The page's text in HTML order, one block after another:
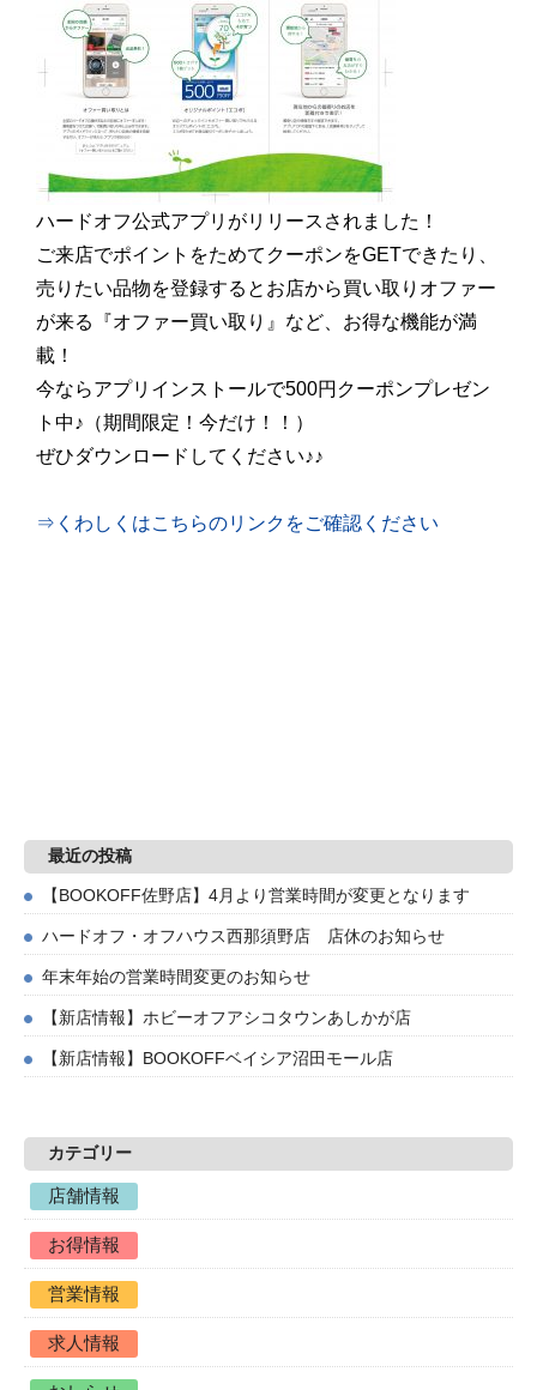
ハードオフ公式アプリがリリースされました！
ご来店でポイントをためてクーポンをGETできたり、
売りたい品物を登録するとお店から買い取りオファー
が来る『オファー買い取り』など、お得な機能が満
載！
今ならアプリインストールで500円クーポンプレゼン
ト中♪（期間限定！今だけ！！）
ぜひダウンロードしてください♪♪
⇒くわしくはこちらのリンクをご確認ください
最近の投稿
【BOOKOFF佐野店】4月より営業時間が変更となります
ハードオフ・オフハウス西那須野店 店休のお知らせ
年末年始の営業時間変更のお知らせ
【新店情報】ホビーオフアシコタウンあしかが店
【新店情報】BOOKOFFベイシア沼田モール店
カテゴリー
店舗情報
お得情報
営業情報
求人情報